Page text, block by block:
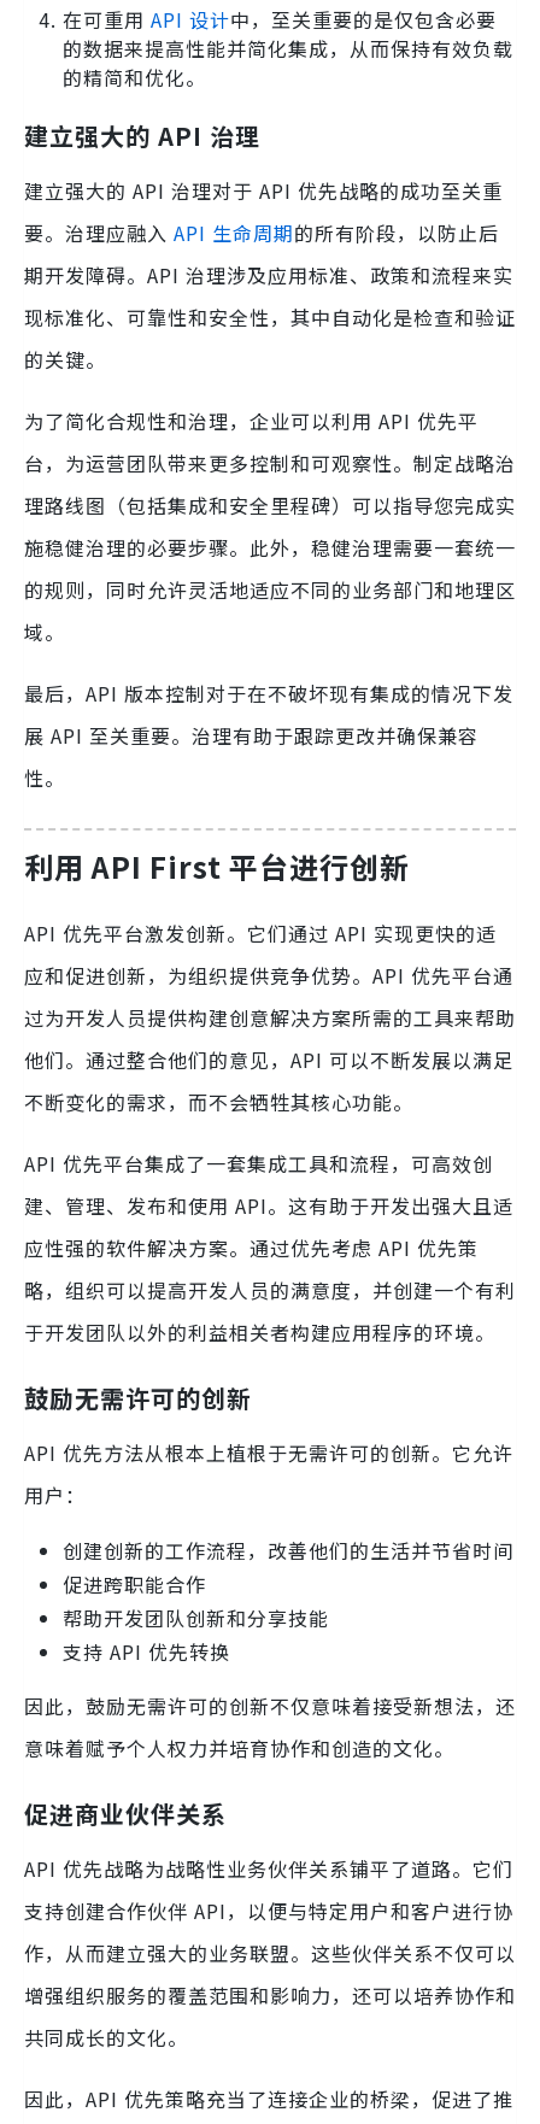
在可重用 API 设计中，至关重要的是仅包含必要
的数据来提高性能并简化集成，从而保持有效负载
的精简和优化。
建立强大的 API 治理
建立强大的 API 治理对于 API 优先战略的成功至关重
要。治理应融入 API 生命周期的所有阶段，以防止后
期开发障碍。API 治理涉及应用标准、政策和流程来实
现标准化、可靠性和安全性，其中自动化是检查和验证
的关键。
为了简化合规性和治理，企业可以利用 API 优先平
台，为运营团队带来更多控制和可观察性。制定战略治
理路线图（包括集成和安全里程碑）可以指导您完成实
施稳健治理的必要步骤。此外，稳健治理需要一套统一
的规则，同时允许灵活地适应不同的业务部门和地理区
域。
最后，API 版本控制对于在不破坏现有集成的情况下发
展 API 至关重要。治理有助于跟踪更改并确保兼容
性。
利用 API First 平台进行创新
API 优先平台激发创新。它们通过 API 实现更快的适
应和促进创新，为组织提供竞争优势。API 优先平台通
过为开发人员提供构建创意解决方案所需的工具来帮助
他们。通过整合他们的意见，API 可以不断发展以满足
不断变化的需求，而不会牺牲其核心功能。
API 优先平台集成了一套集成工具和流程，可高效创
建、管理、发布和使用 API。这有助于开发出强大且适
应性强的软件解决方案。通过优先考虑 API 优先策
略，组织可以提高开发人员的满意度，并创建一个有利
于开发团队以外的利益相关者构建应用程序的环境。
鼓励无需许可的创新
API 优先方法从根本上植根于无需许可的创新。它允许
用户：
创建创新的工作流程，改善他们的生活并节省时间
促进跨职能合作
帮助开发团队创新和分享技能
支持 API 优先转换
因此，鼓励无需许可的创新不仅意味着接受新想法，还
意味着赋予个人权力并培育协作和创造的文化。
促进商业伙伴关系
API 优先战略为战略性业务伙伴关系铺平了道路。它们
支持创建合作伙伴 API，以便与特定用户和客户进行协
作，从而建立强大的业务联盟。这些伙伴关系不仅可以
增强组织服务的覆盖范围和影响力，还可以培养协作和
共同成长的文化。
因此，API 优先策略充当了连接企业的桥梁，促进了推